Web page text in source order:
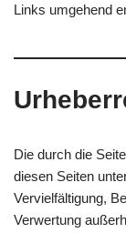
Links umgehend
Die durch die
diesen Seiten
Vervielfältigung,
Verwertung